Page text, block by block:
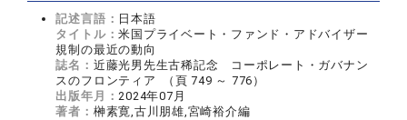
記述言語： 日本語
タイトル：米国プライベート・ファンド・アドバイザー
規制の最近の動向
誌名： 近藤光男先生古稀記念 コーポレート・ガバナン
スのフロンティア （頁 749 ～ 776）
出版年月：2024年07月
著者： 榊素寛,古川朋雄,宮崎裕介編